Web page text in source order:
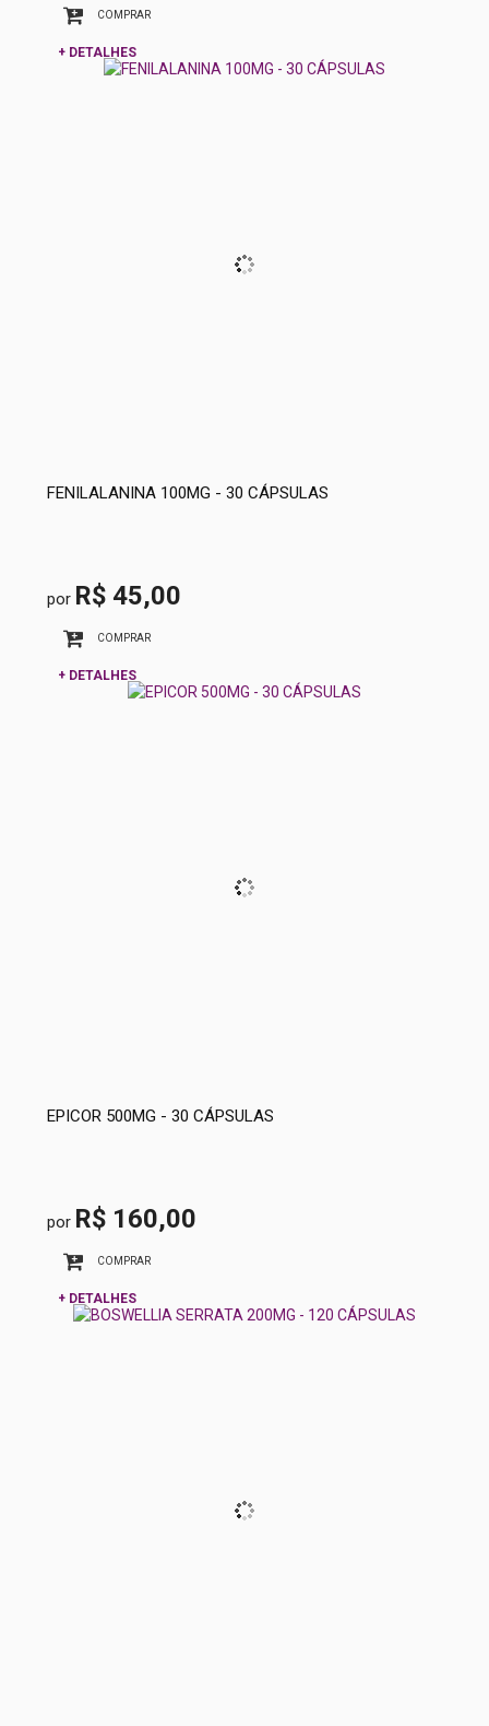
COMPRAR
+ DETALHES
FENILALANINA 100MG - 30 CÁPSULAS
por R$ 45,00
COMPRAR
+ DETALHES
EPICOR 500MG - 30 CÁPSULAS
por R$ 160,00
COMPRAR
+ DETALHES